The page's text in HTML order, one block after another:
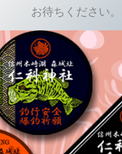
お待ちください。